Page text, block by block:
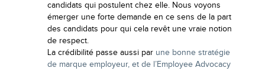
candidats qui postulent chez elle. Nous voyons
émerger une forte demande en ce sens de la part
des candidats pour qui cela revêt une vraie notion
de respect.
La crédibilité passe aussi par une bonne stratégie
de marque employeur, et de l’Employee Advocacy